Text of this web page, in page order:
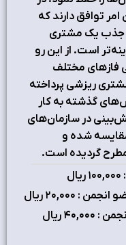
امر توافق دارند که
جذب یک مشتری
است. از این رو
فازهای مختلف
ریزشی پرداخته
گذشته به کار
در سازمان‌های
شده و
گردیده است.
: ۲٠,٠٠٠ ریال
ریال